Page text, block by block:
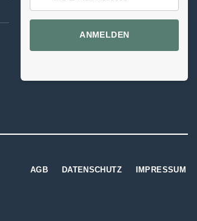
ANMELDEN
AGB DATENSCHUTZ IMPRESSUM